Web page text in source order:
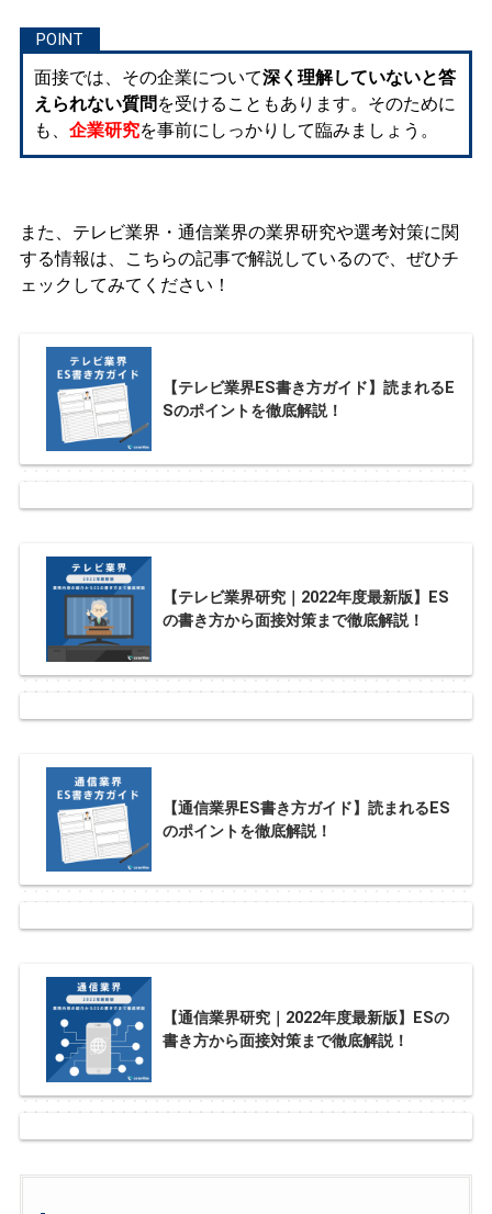
面接では、その企業について深く理解していないと答
えられない質問 を受けることもあります。そのために
も、 企業研究を事前にしっかりして臨みましょう。
また、テレビ業界・通信業界の業界研究や選考対策に関
する情報は、こちらの記事で解説しているので、ぜひチ
ェックしてみてください！
【テレビ業界ES書き方ガイド】読まれるE
Sのポイントを徹底解説！
【テレビ業界研究｜2022年度最新版】ES
の書き方から面接対策まで徹底解説！
【通信業界ES書き方ガイド】読まれるES
のポイントを徹底解説！
【通信業界研究｜2022年度最新版】ESの
書き方から面接対策まで徹底解説！